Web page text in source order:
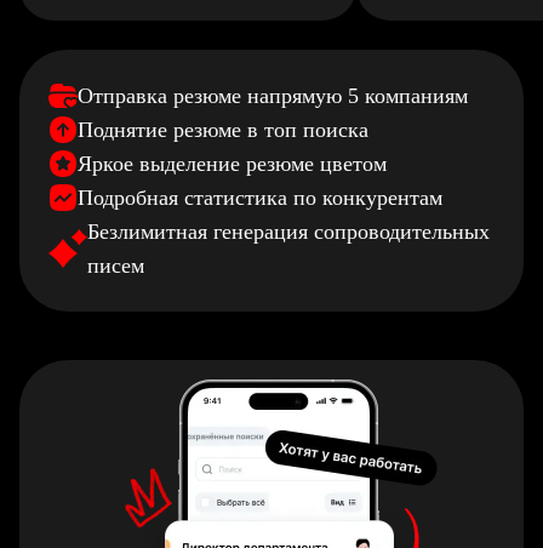
Отправка резюме напрямую 5 компаниям
Поднятие резюме в топ поиска
Яркое выделение резюме цветом
Подробная статистика по конкурентам
Безлимитная генерация сопроводительных
писем